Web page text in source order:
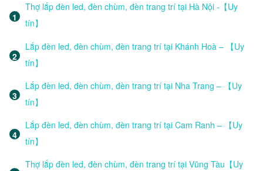
Thợ lắp đèn led, đèn chùm, đèn trang trí tại Hà Nội -【Uy
tín】
Lắp đèn led, đèn chùm, đèn trang trí tại Khánh Hoà – 【Uy
tín】
Lắp đèn led, đèn chùm, đèn trang trí tại Nha Trang – 【Uy
tín】
Lắp đèn led, đèn chùm, đèn trang trí tại Cam Ranh – 【Uy
tín】
Thợ lắp đèn led, đèn chùm, đèn trang trí tại Vũng Tàu【Uy